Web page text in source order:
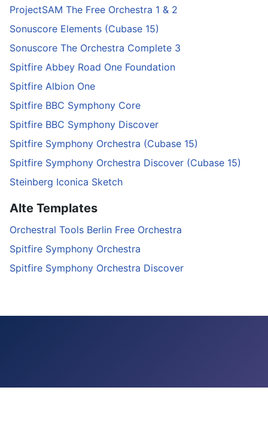
ProjectSAM The Free Orchestra 1 & 2
Sonuscore Elements (Cubase 15)
Sonuscore The Orchestra Complete 3
Spitfire Abbey Road One Foundation
Spitfire Albion One
Spitfire BBC Symphony Core
Spitfire BBC Symphony Discover
Spitfire Symphony Orchestra (Cubase 15)
Spitfire Symphony Orchestra Discover (Cubase 15)
Steinberg Iconica Sketch
Alte Templates
Orchestral Tools Berlin Free Orchestra
Spitfire Symphony Orchestra
Spitfire Symphony Orchestra Discover